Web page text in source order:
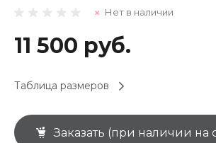
Нет в наличии
11 500 руб.
Таблица размеров
Заказать (при наличии на